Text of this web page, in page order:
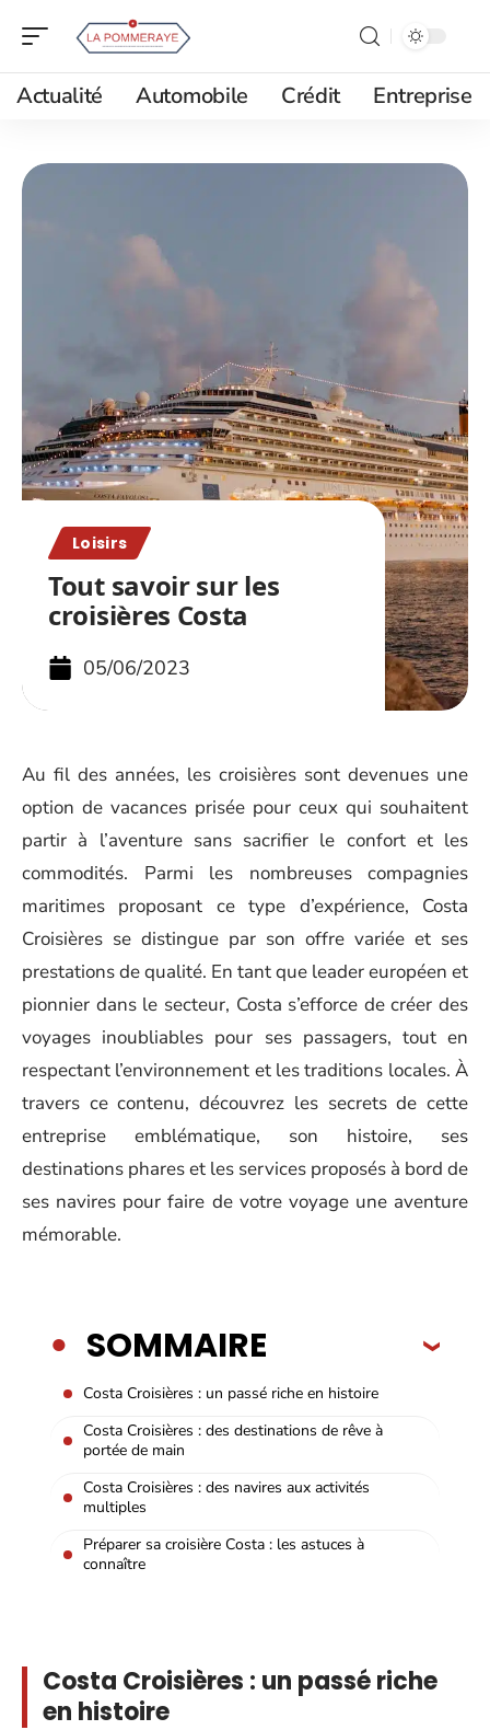
Actualité Automobile Crédit Entreprise
Loisirs
Tout savoir sur les
croisières Costa
05/06/2023
Au fil des années, les croisières sont devenues une
option de vacances prisée pour ceux qui souhaitent
partir à l’aventure sans sacrifier le confort et les
commodités. Parmi les nombreuses compagnies
maritimes proposant ce type d’expérience, Costa
Croisières se distingue par son offre variée et ses
prestations de qualité. En tant que leader européen et
pionnier dans le secteur, Costa s’efforce de créer des
voyages inoubliables pour ses passagers, tout en
respectant l’environnement et les traditions locales. À
travers ce contenu, découvrez les secrets de cette
entreprise emblématique, son histoire, ses
destinations phares et les services proposés à bord de
ses navires pour faire de votre voyage une aventure
mémorable.
SOMMAIRE
Costa Croisières : un passé riche en histoire
Costa Croisières : des destinations de rêve à
portée de main
Costa Croisières : des navires aux activités
multiples
Préparer sa croisière Costa : les astuces à
connaître
Costa Croisières : un passé riche
en histoire